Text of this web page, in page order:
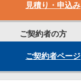
見積り・申込み
ご契約者の方
ご契約者ページ